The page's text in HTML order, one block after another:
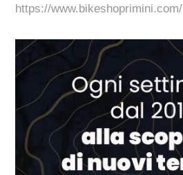
https://www.bikeshoprimini.com/